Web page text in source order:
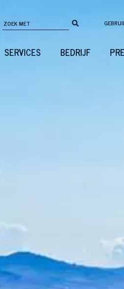
SERVICES BEDRIJF